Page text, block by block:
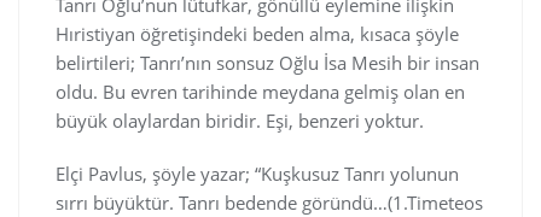
Tanrı Oğlu’nun lütufkar, gönüllü eylemine ilişkin
Hıristiyan öğretişindeki beden alma, kısaca şöyle
belirtileri; Tanrı’nın sonsuz Oğlu İsa Mesih bir insan
oldu. Bu evren tarihinde meydana gelmiş olan en
büyük olaylardan biridir. Eşi, benzeri yoktur.
Elçi Pavlus, şöyle yazar; “Kuşkusuz Tanrı yolunun
sırrı büyüktür. Tanrı bedende göründü…(1.Timeteos